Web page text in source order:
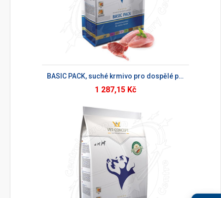
BASIC PACK, suché krmivo pro dospělé psy
1 287,15 Kč